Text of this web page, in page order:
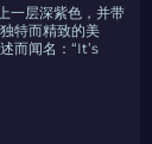
一层深紫色，并带
特而精致的美
而闻名：“It’s